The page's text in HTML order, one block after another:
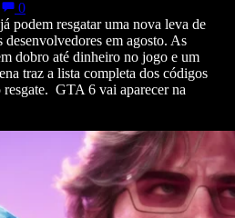
0
podem resgatar uma nova leva de
em agosto. As
dobro até dinheiro no jogo e um
traz a lista completa dos códigos
GTA 6 vai aparecer na